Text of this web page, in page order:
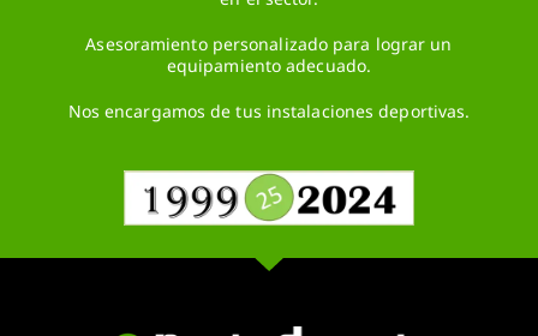
Asesoramiento personalizado para lograr un
equipamiento adecuado.
Nos encargamos de tus instalaciones deportivas.